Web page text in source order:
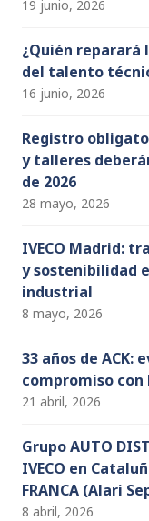
19 junio, 2026
¿Quién reparará
del talento
16 junio, 2026
Registro
y talleres
de 2026
28 mayo, 2026
IVECO Madrid:
y sostenibilidad
industrial
8 mayo, 2026
33 años de ACK:
compromiso
21 abril, 2026
Grupo AUTO
IVECO en
FRANCA (Alari
8 abril, 2026